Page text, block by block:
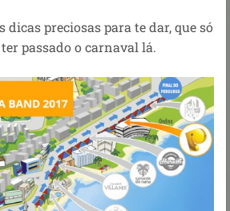
dicas preciosas para te dar, que só
passado o carnaval lá.